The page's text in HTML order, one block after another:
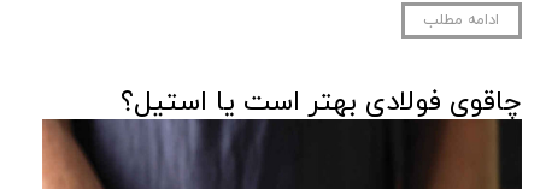
ادامه مطلب
چاقوی فولادی بهتر است یا استیل؟